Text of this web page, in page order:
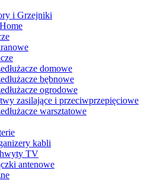
i Grzejniki
domowe
bębnowe
ogrodowe
zasilające i przeciwprzepięciowe
warsztatowe
kabli
TV
antenowe